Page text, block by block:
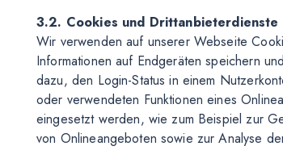
3.2. Cookies und
Wir verwenden auf unserer Webseite
Informationen auf Endgeräten speichern
dazu, den Login-Status in einem
oder verwendeten Funktionen eines
eingesetzt werden, wie zum Beispiel zur
von Onlineangeboten sowie zur Analyse